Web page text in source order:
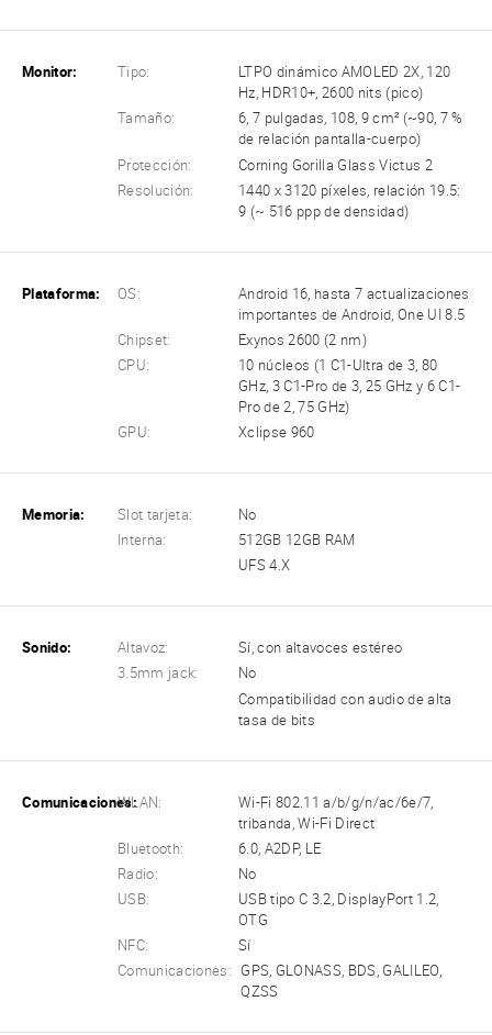
Monitor: Tipo:
LTPO dinámico AMOLED 2X, 120
Hz, HDR10+, 2600 nits (pico)
Tamaño:
6, 7 pulgadas, 108, 9 cm² (~90, 7 %
de relación pantalla-cuerpo)
Protección:
Corning Gorilla Glass Victus 2
Resolución:
1440 x 3120 píxeles, relación 19.5:
9 (~ 516 ppp de densidad)
Plataforma: OS:
Android 16, hasta 7 actualizaciones
importantes de Android, One UI 8.5
Chipset:
Exynos 2600 (2 nm)
CPU:
10 núcleos (1 C1-Ultra de 3, 80
GHz, 3 C1-Pro de 3, 25 GHz y 6 C1-
Pro de 2, 75 GHz)
GPU:
Xclipse 960
Memoria: Slot tarjeta:
No
Interna:
512GB 12GB RAM
UFS 4.X
Sonido: Altavoz:
Sí, con altavoces estéreo
3.5mm jack:
No
Compatibilidad con audio de alta
tasa de bits
Comunicaciones:WLAN:
Wi-Fi 802.11 a/b/g/n/ac/6e/7,
tribanda, Wi-Fi Direct
Bluetooth:
6.0, A2DP, LE
Radio:
No
USB:
USB tipo C 3.2, DisplayPort 1.2,
OTG
NFC:
Sí
Comunicaciones:
GPS, GLONASS, BDS, GALILEO,
QZSS